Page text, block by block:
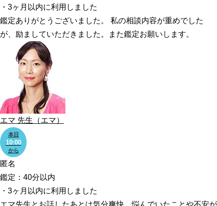
・3ヶ月以内に利用しました
鑑定ありがとうございました。 私の相談内容が重めでした
が、励ましていただきました。また鑑定お願いします。
エマ 先生 （エマ）
本日
10:00
から
匿名
鑑定：40分以内
・3ヶ月以内に利用しました
エマ先生とお話したあとは気分爽快、悩んでいたことや不安が